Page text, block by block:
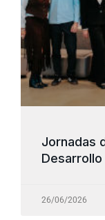
Jornadas
26/06/2026